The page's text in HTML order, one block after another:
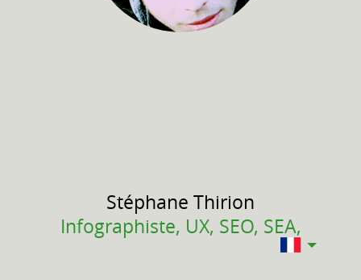
Stéphane Thirion
Infographiste, UX, SEO, SEA,